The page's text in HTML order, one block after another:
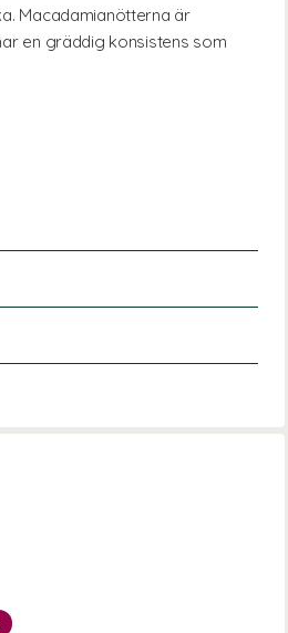
Macadamianötterna är
en gräddig konsistens som